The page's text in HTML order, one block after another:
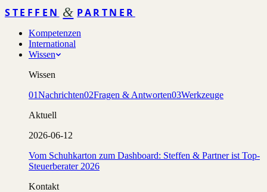
STEFFEN & PARTNER
Kompetenzen
International
Wissen
Wissen
01Nachrichten02Fragen & Antworten03Werkzeuge
Aktuell
2026-06-12
Vom Schuhkarton zum Dashboard: Steffen & Partner ist Top-
Steuerberater 2026
Kontakt